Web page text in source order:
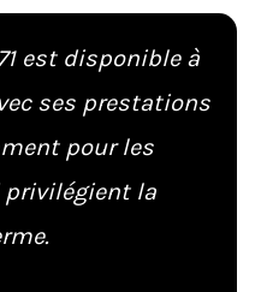
est disponible à
ses prestations
pour les
la